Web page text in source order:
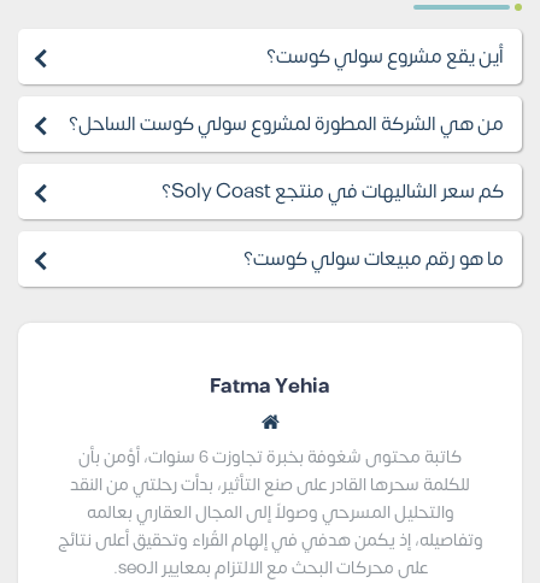
أين يقع مشروع سولي كوست؟
من هي الشركة المطورة لمشروع سولي كوست الساحل؟
كم سعر الشاليهات في منتجع Soly Coast؟
ما هو رقم مبيعات سولي كوست؟
Fatma Yehia
كاتبة محتوى شغوفة بخبرة تجاوزت 6 سنوات، أؤمن بأن
للكلمة سحرها القادر على صنع التأثير، بدأت رحلتي من النقد
والتحليل المسرحي وصولاً إلى المجال العقاري بعالمه
وتفاصيله، إذ يكمن هدفي في إلهام القُراء وتحقيق أعلى نتائج
على محركات البحث مع الالتزام بمعايير الـseo.